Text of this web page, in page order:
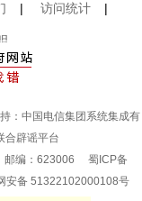
| 访问统计 |
：中国电信集团系统集成有
合辟谣平台
邮编：623006 蜀ICP备
安备 51322102000108号